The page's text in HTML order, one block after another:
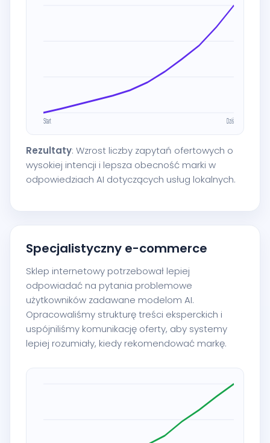
Rezultaty: Wzrost liczby zapytań ofertowych o
wysokiej intencji i lepsza obecność marki w
odpowiedziach AI dotyczących usług lokalnych.
Specjalistyczny e-commerce
Sklep internetowy potrzebował lepiej
odpowiadać na pytania problemowe
użytkowników zadawane modelom AI.
Opracowaliśmy strukturę treści eksperckich i
uspójniliśmy komunikację oferty, aby systemy
lepiej rozumiały, kiedy rekomendować markę.